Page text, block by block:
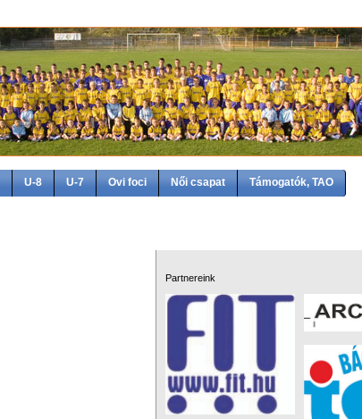
U-8 U-7 Ovi foci Női csapat Támogatók, TAO
Partnereink